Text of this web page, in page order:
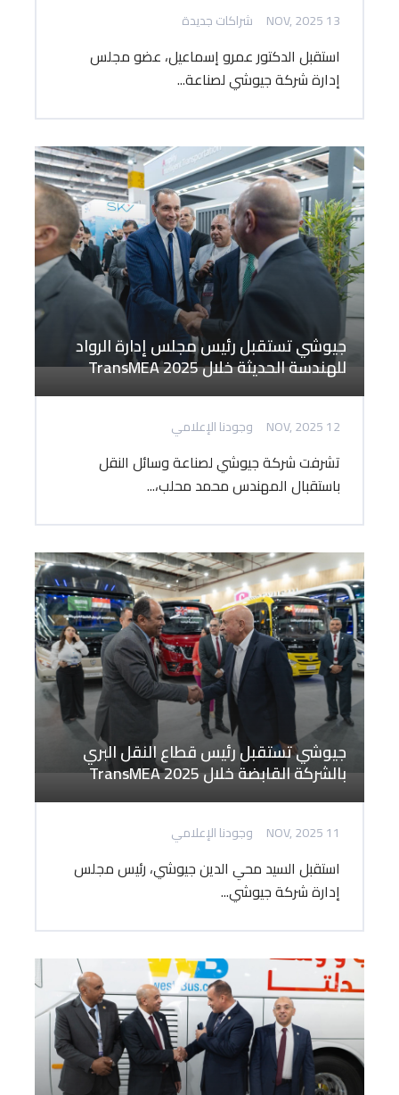
13 NOV, 2025 شراكات جديدة
استقبل الدكتور عمرو إسماعيل، عضو مجلس
إدارة شركة جيوشي لصناعة...
جيوشي تستقبل رئيس مجلس إدارة الرواد
للهندسة الحديثة خلال TransMEA 2025
12 NOV, 2025 وجودنا الإعلامي
تشرفت شركة جيوشي لصناعة وسائل النقل
باستقبال المهندس محمد محلب،...
جيوشي تستقبل رئيس قطاع النقل البري
بالشركة القابضة خلال TransMEA 2025
11 NOV, 2025 وجودنا الإعلامي
استقبل السيد محي الدين جيوشي، رئيس مجلس
إدارة شركة جيوشي...